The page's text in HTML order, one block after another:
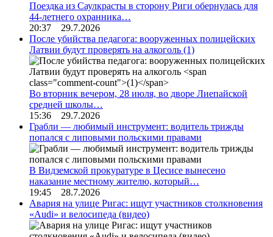
Поездка из Саулкрасты в сторону Риги обернулась для
44-летнего охранника…
20:37 29.7.2026
После убийства педагога: вооруженных полицейских
Латвии будут проверять на алкоголь (1)
Во вторник вечером, 28 июля, во дворе Лиепайской
средней школы…
15:36 29.7.2026
Грабли — любимый инструмент: водитель трижды
попался с липовыми польскими правами
В Видземской прокуратуре в Цесисе вынесено
наказание местному жителю, который…
19:45 28.7.2026
Авария на улице Ригас: ищут участников столкновения
«Audi» и велосипеда (видео)